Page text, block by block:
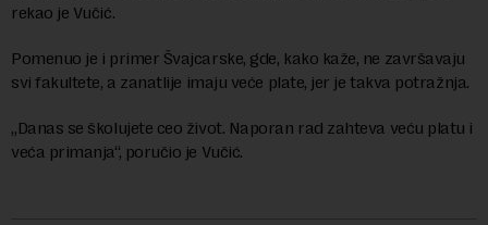
rekao je Vučić.
Pomenuo je i primer Švajcarske, gde, kako kaže, ne završavaju
svi fakultete, a zanatlije imaju veće plate, jer je takva potražnja.
„Danas se školujete ceo život. Naporan rad zahteva veću platu i
veća primanja“, poručio je Vučić.